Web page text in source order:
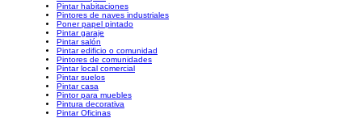
Pintar habitaciones
Pintores de naves industriales
Poner papel pintado
Pintar garaje
Pintar salón
Pintar edificio o comunidad
Pintores de comunidades
Pintar local comercial
Pintar suelos
Pintar casa
Pintor para muebles
Pintura decorativa
Pintar Oficinas